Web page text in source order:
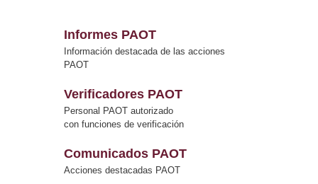
Informes PAOT
Información destacada de las acciones
PAOT
Verificadores PAOT
Personal PAOT autorizado
con funciones de verificación
Comunicados PAOT
Acciones destacadas PAOT